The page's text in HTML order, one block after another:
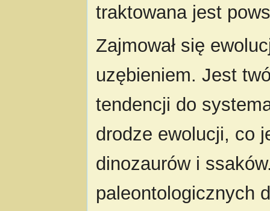
traktowana jest
Zajmował się
uzębieniem. Jest
tendencji do
drodze ewolucji, co
dinozaurów i
paleontologicznych